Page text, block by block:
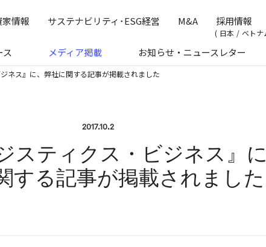
トです
情報 サステナビリティ･ESG経営 M&A 採用情報
日本 / ベトナ
ス メディア掲載 お知らせ・ニュースレター
ネス』に、弊社に関する記事が掲載されました
2017.10.2
スティクス・ビジネス』に
する記事が掲載されました